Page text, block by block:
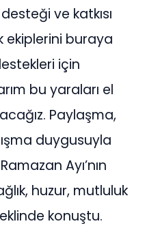
ve katkısı
ekiplerini buraya
için
bu yaraları el
Paylaşma,
duygusuyla
Ayı’nın
huzur, mutluluk
konuştu.